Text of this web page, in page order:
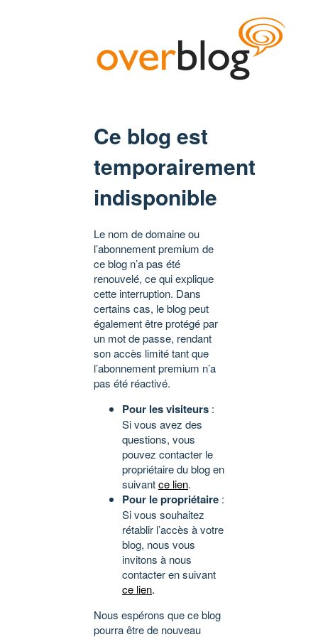
Ce blog est
temporairement
indisponible
Le nom de domaine ou
l’abonnement premium de
ce blog n’a pas été
renouvelé, ce qui explique
cette interruption. Dans
certains cas, le blog peut
également être protégé par
un mot de passe, rendant
son accès limité tant que
l’abonnement premium n’a
pas été réactivé.
Pour les visiteurs :
Si vous avez des
questions, vous
pouvez contacter le
propriétaire du blog en
suivantce lien.
Pour le propriétaire :
Si vous souhaitez
rétablir l’accès à votre
blog, nous vous
invitons à nous
contacter en suivant
ce lien.
Nous espérons que ce blog
pourra être de nouveau